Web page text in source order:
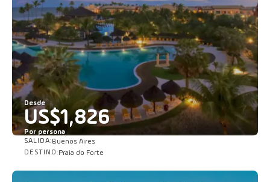
Desde
US$1,826
Por persona
SALIDA:Buenos Aires
DESTINO:Praia do Forte